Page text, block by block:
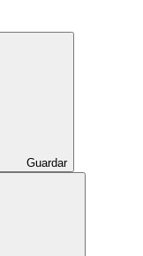
Guardar